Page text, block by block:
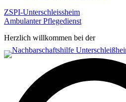
ZSPI-Unterschleissheim
Ambulanter Pflegedienst
Herzlich willkommen bei der